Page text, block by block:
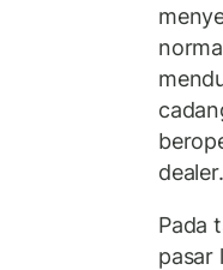
dealer.
Pada
pasar